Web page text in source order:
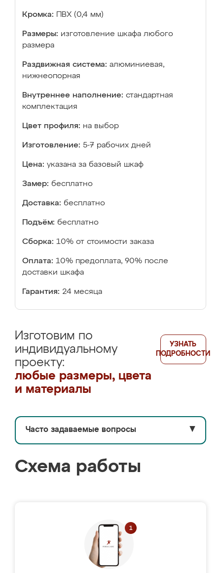
Кромка: ПВХ (0,4 мм)
Размеры: изготовление шкафа любого
размера
Раздвижная система: алюминиевая,
нижнеопорная
Внутреннее наполнение: стандартная
комплектация
Цвет профиля: на выбор
Изготовление: 5-7 рабочих дней
Цена: указана за базовый шкаф
Замер: бесплатно
Доставка: бесплатно
Подъём: бесплатно
Сборка: 10% от стоимости заказа
Оплата: 10% предоплата, 90% после
доставки шкафа
Гарантия: 24 месяца
Изготовим по
индивидуальному
проекту:
любые размеры, цвета
и материалы
УЗНАТЬ
ПОДРОБНОСТИ
Часто задаваемые вопросы ▼
Схема работы